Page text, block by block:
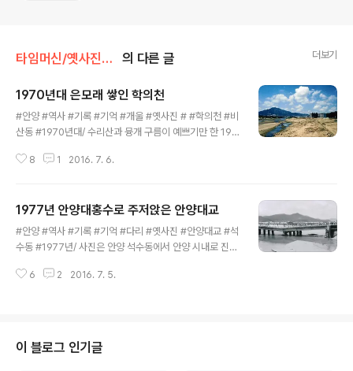
타임머신/옛사진읽기 의 다른 글 더보기
1970년대 은모래 쌓인 학의천
#안양 #역사 #기록 #기억 #개울 #옛사진 # #학의천 #비
산동 #1970년대/ 수리산과 뮹개 구름이 예쁘기만 한 197
천에서 안양천이 만나는 쌍개울까지는 은모래가 쫘악 깔렸
신 없었지요. 당시 안양천에 물이 많았던 이유는 지금은 평
촌신도시가 들어선 벌판이 당시에는 아주 드넓은 대규모
논이었지요. 당시 평촌뻘이 엄청난 양의 물은 머금고 있는
크리트로 덮이면서 하천에 흐르던 물은 점차 없어지고, 이
8 1 2016. 7. 6.
1977년 안양대홍수로 주저앉은 안양대교
‪#‎안양‬ ‪#‎역사‬ ‪#‎기록‬ ‪#‎기억‬ ‪#‎다리‬ ‪#‎옛사진‬ ‪#‎안양대교‬ ‪#‎석
수동‬ ‪#‎1977년‬/ 사진은 안양 석수동에서 안양 시내로 진입
나간 대홍수로 인해 주저앉은 모습이다. 1977년 7월 8일
홍수라 쓰여지고 있다. 당시 안양대교뿐 아니라 안양철교
도 일부 파손돼 경부선.혼남선 등 철길이 일시 막혔고, 안양
6 2 2016. 7. 5.
이 블로그 인기글